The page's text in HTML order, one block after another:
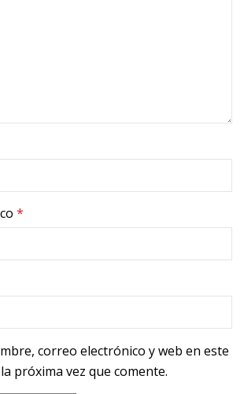
*
correo electrónico y web en este
próxima vez que comente.